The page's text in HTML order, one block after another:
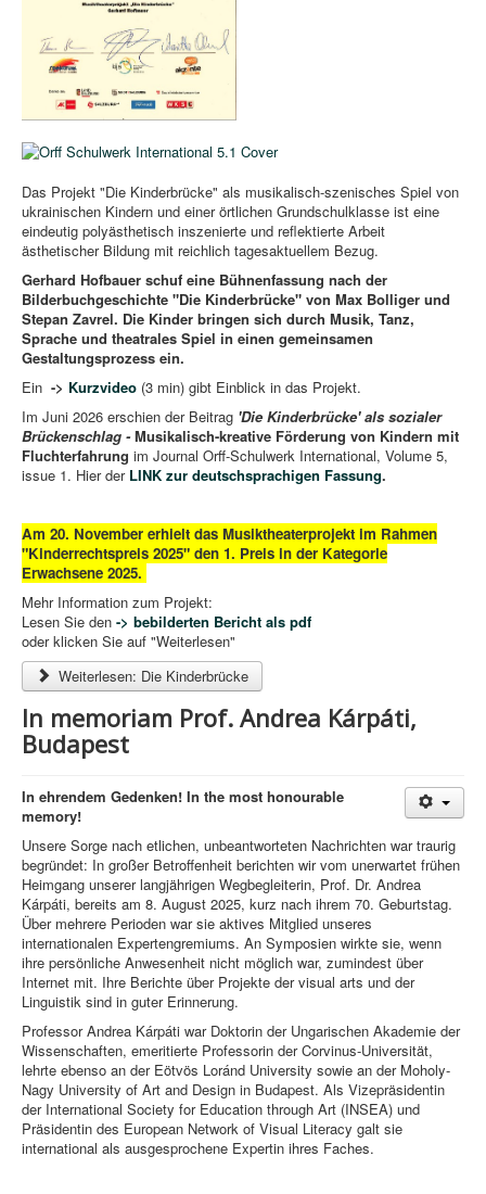
Das Projekt "Die Kinderbrücke" als musikalisch-szenisches Spiel von
ukrainischen Kindern und einer örtlichen Grundschulklasse ist eine
eindeutig polyästhetisch inszenierte und reflektierte Arbeit
ästhetischer Bildung mit reichlich tagesaktuellem Bezug.
Gerhard Hofbauer schuf eine Bühnenfassung nach der
Bilderbuchgeschichte "Die Kinderbrücke" von Max Bolliger und
Stepan Zavrel. Die Kinder bringen sich durch Musik, Tanz,
Sprache und theatrales Spiel in einen gemeinsamen
Gestaltungsprozess ein.
Ein -> Kurzvideo (3 min) gibt Einblick in das Projekt.
Im Juni 2026 erschien der Beitrag 'Die Kinderbrücke' als sozialer
Brückenschlag -Musikalisch-kreative Förderung von Kindern mit
Fluchterfahrung im Journal Orff-Schulwerk International, Volume 5,
issue 1. Hier der LINK zur deutschsprachigen Fassung.
Am 20. November erhielt das Musiktheaterprojekt im Rahmen
"Kinderrechtspreis 2025" den 1. Preis in der Kategorie
Erwachsene 2025.
Mehr Information zum Projekt:
Lesen Sie den -> bebilderten Bericht als pdf
oder klicken Sie auf "Weiterlesen"
Weiterlesen: Die Kinderbrücke
In memoriam Prof. Andrea Kárpáti,
Budapest
In ehrendem Gedenken! In the most honourable
memory!
Unsere Sorge nach etlichen, unbeantworteten Nachrichten war traurig
begründet: In großer Betroffenheit berichten wir vom unerwartet frühen
Heimgang unserer langjährigen Wegbegleiterin, Prof. Dr. Andrea
Kárpáti, bereits am 8. August 2025, kurz nach ihrem 70. Geburtstag.
Über mehrere Perioden war sie aktives Mitglied unseres
internationalen Expertengremiums. An Symposien wirkte sie, wenn
ihre persönliche Anwesenheit nicht möglich war, zumindest über
Internet mit. Ihre Berichte über Projekte der visual arts und der
Linguistik sind in guter Erinnerung.
Professor Andrea Kárpáti war Doktorin der Ungarischen Akademie der
Wissenschaften, emeritierte Professorin der Corvinus-Universität,
lehrte ebenso an der Eötvös Loránd University sowie an der Moholy-
Nagy University of Art and Design in Budapest. Als Vizepräsidentin
der International Society for Education through Art (INSEA) und
Präsidentin des European Network of Visual Literacy galt sie
international als ausgesprochene Expertin ihres Faches.